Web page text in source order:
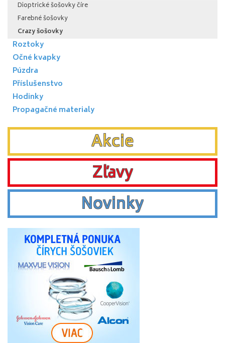
Dioptrické šošovky číre
Farebné šošovky
Crazy šošovky
Roztoky
Očné kvapky
Púzdra
Příslušenstvo
Hodinky
Propagačné materialy
Akcie
Zľavy
Novinky